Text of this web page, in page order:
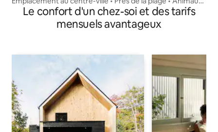
acceptés
Le confort d'un chez-soi et des tarifs
mensuels avantageux